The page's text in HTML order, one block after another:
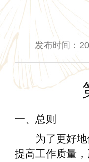
发布时间：
一、总则
为了更好
提高工作质量